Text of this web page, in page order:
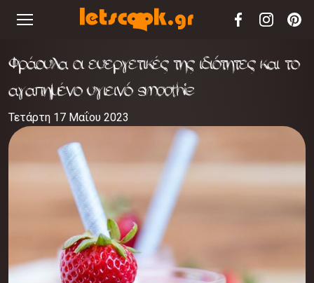
Φράουλα οι ευεργετικές της ιδιότητες και το
αγαπημένο υγιεινό smoothie
Τετάρτη 17 Μαΐου 2023